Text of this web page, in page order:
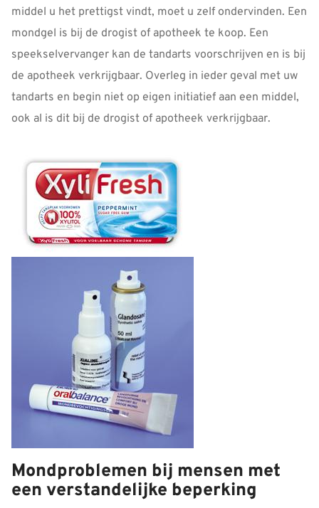
middel u het prettigst vindt, moet u zelf ondervinden. Een
mondgel is bij de drogist of apotheek te koop. Een
speekselvervanger kan de tandarts voorschrijven en is bij
de apotheek verkrijgbaar. Overleg in ieder geval met uw
tandarts en begin niet op eigen initiatief aan een middel,
ook al is dit bij de drogist of apotheek verkrijgbaar.
Mondproblemen bij mensen met
een verstandelijke beperking